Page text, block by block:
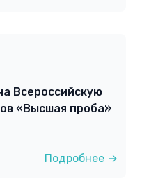
Всероссийскую
«Высшая проба»
Подробнее →